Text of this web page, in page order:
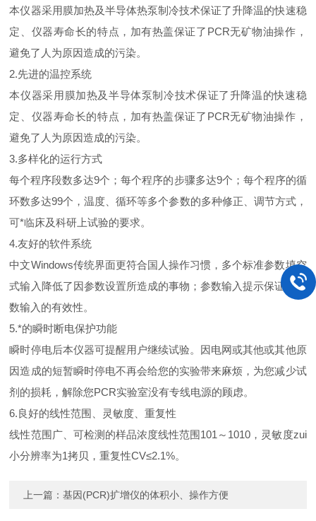
本仪器采用膜加热及半导体热泵制冷技术保证了升降温的快速稳
定、仪器寿命长的特点，加有热盖保证了PCR无矿物油操作，
避免了人为原因造成的污染。
2.先进的温控系统
本仪器采用膜加热及半导体泵制冷技术保证了升降温的快速稳
定、仪器寿命长的特点，加有热盖保证了PCR无矿物油操作，
避免了人为原因造成的污染。
3.多样化的运行方式
每个程序段数多达9个；每个程序的步骤多达9个；每个程序的循
环数多达99个，温度、循环等多个参数的多种修正、调节方式，
可*临床及科研上试验的要求。
4.友好的软件系统
中文Windows传统界面更符合国人操作习惯，多个标准参数填空
式输入降低了因参数设置所造成的事物；参数输入提示保证了参
数输入的有效性。
5.*的瞬时断电保护功能
瞬时停电后本仪器可提醒用户继续试验。因电网或其他或其他原
因造成的短暂瞬时停电不再会给您的实验带来麻烦，为您减少试
剂的损耗，解除您PCR实验室没有专线电源的顾虑。
6.良好的线性范围、灵敏度、重复性
线性范围广、可检测的样品浓度线性范围101～1010，灵敏度zui
小分辨率为1拷贝，重复性CV≤2.1%。
上一篇：基因(PCR)扩增仪的体积小、操作方便